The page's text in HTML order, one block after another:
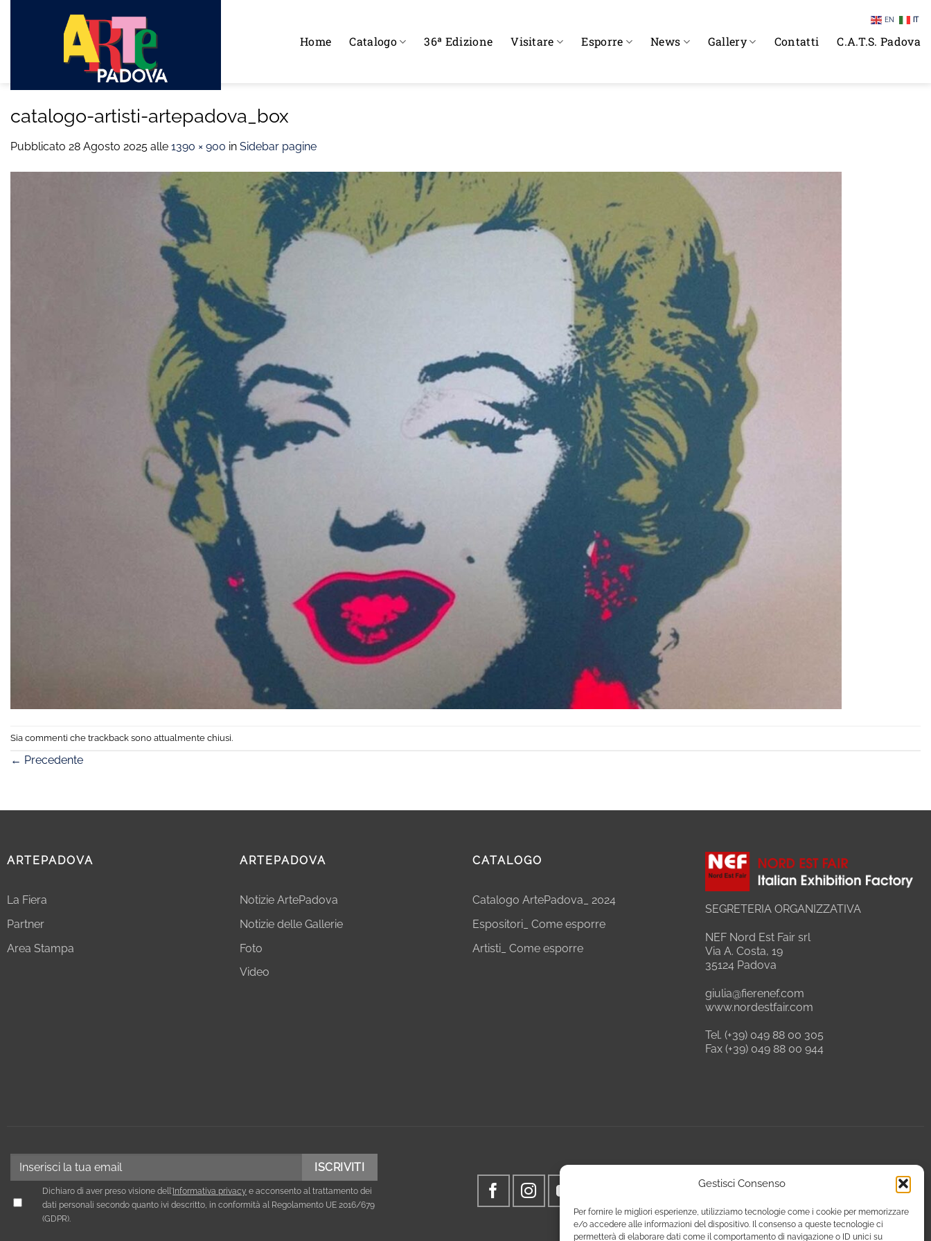
Gestisci Consenso
Per fornire le migliori esperienze, utilizziamo tecnologie come i cookie per memorizzare
e/o accedere alle informazioni del dispositivo. Il consenso a queste tecnologie ci
permetterà di elaborare dati come il comportamento di navigazione o ID unici su
Home Catalogo 36ª Edizione Visitare Esporre News Gallery Contatti C.A.T.S. Padova
catalogo-artisti-artepadova_box
Pubblicato 28 Agosto 2025 alle 1390 × 900 in Sidebar pagine
Sia commenti che trackback sono attualmente chiusi.
← Precedente
ARTEPADOVA
La Fiera
Partner
Area Stampa
ARTEPADOVA
Notizie ArtePadova
Notizie delle Gallerie
Foto
Video
CATALOGO
Catalogo ArtePadova_ 2024
Espositori_ Come esporre
Artisti_ Come esporre
SEGRETERIA ORGANIZZATIVA
NEF Nord Est Fair srl
Via A. Costa, 19
35124 Padova
giulia@fierenef.com
www.nordestfair.com
Tel. (+39) 049 88 00 305
Fax (+39) 049 88 00 944
Dichiaro di aver preso visione dell' Informativa privacy e acconsento al trattamento dei
dati personali secondo quanto ivi descritto, in conformità al Regolamento UE 2016/679
(GDPR).
EN IT